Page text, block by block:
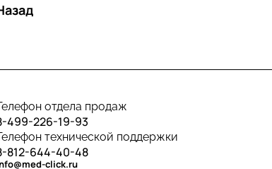
отдела продаж
499-226-19-93
технической поддержки
812-644-40-48
click.ru